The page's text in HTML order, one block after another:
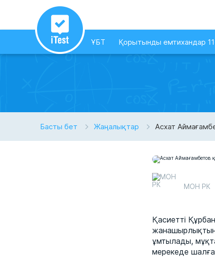
ҰБТ Қорытынды емтихандар
Басты бет Жаңалықтар ​​Асхат
МОН РК
Қасиетті
ұмтылады,
мерекеде